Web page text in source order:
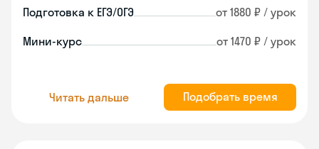
Подготовка к ЕГЭ/ОГЭ от 1880 ₽ / урок
Мини-курс от 1470 ₽ / урок
Читать дальше Подобрать время